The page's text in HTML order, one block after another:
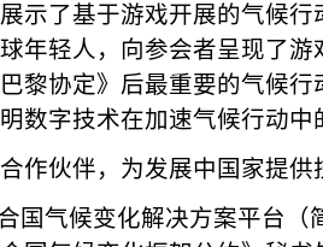
示了基于游戏开展的气候
年轻人，向参会者呈现了
黎协定》后最重要的气候
数字技术在加速气候行动
作伙伴，为发展中国家提供
国气候变化解决方案平台（